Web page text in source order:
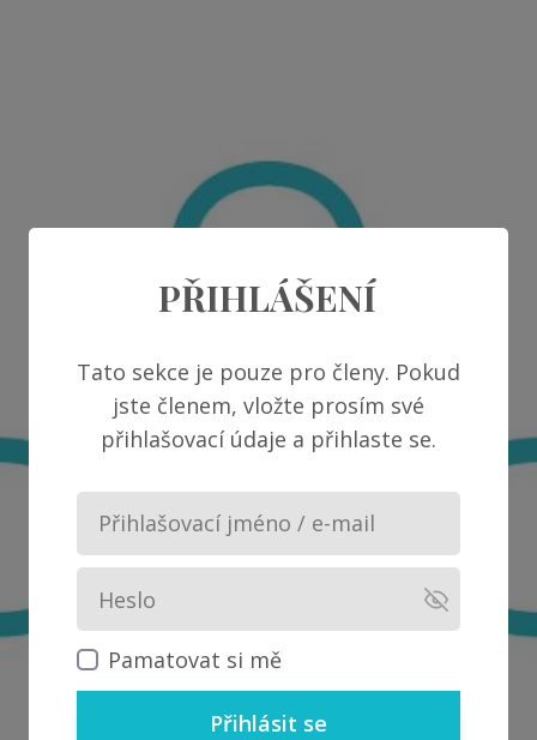
PŘIHLÁŠENÍ
Tato sekce je pouze pro členy. Pokud
jste členem, vložte prosím své
přihlašovací údaje a přihlaste se.
Pamatovat si mě
Přihlásit se